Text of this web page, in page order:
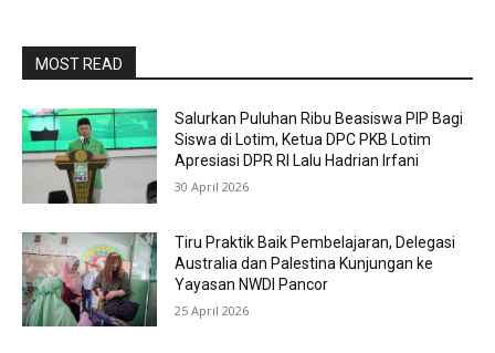
MOST READ
Salurkan Puluhan Ribu Beasiswa PIP Bagi
Siswa di Lotim, Ketua DPC PKB Lotim
Apresiasi DPR RI Lalu Hadrian Irfani
30 April 2026
Tiru Praktik Baik Pembelajaran, Delegasi
Australia dan Palestina Kunjungan ke
Yayasan NWDI Pancor
25 April 2026